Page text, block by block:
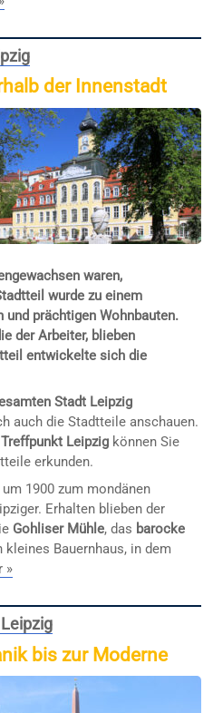
der Innenstadt
waren,
wurde zu einem
prächtigen Wohnbauten.
der Arbeiter, blieben
entwickelte sich die
Stadt Leipzig
auch die Stadtteile anschauen.
Leipzigkönnen Sie
erkunden.
1900 zum mondänen
Erhalten blieben der
Gohliser Mühle, das barocke
kleines Bauernhaus, in dem
»
bis zur Moderne